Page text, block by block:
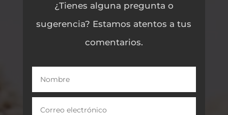
¿Tienes alguna pregunta o
sugerencia? Estamos atentos a tus
comentarios.